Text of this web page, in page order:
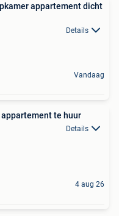
appartement dicht
Details
Vandaag
te huur
Details
4 aug 26